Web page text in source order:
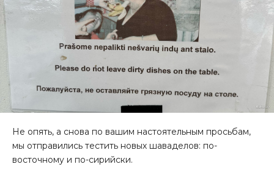
Не опять, а снова по вашим настоятельным просьбам,
мы отправились тестить новых шаваделов: по-
восточному и по-сирийски.